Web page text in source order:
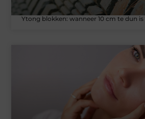
Ytong blokken: wanneer 10 cm te dun